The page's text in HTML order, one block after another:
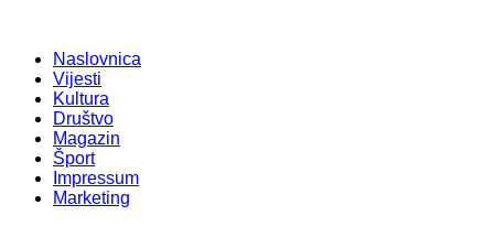
Naslovnica
Vijesti
Kultura
Društvo
Magazin
Šport
Impressum
Marketing